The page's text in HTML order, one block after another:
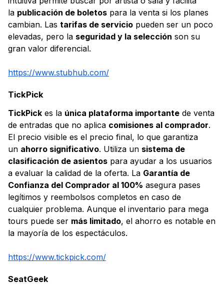
la publicación de boletos para la venta si los planes
cambian. Las tarifas de servicio pueden ser un poco
elevadas, pero la seguridad y la selección son su
gran valor diferencial.
https://www.stubhub.com/
TickPick
TickPick es la única plataforma importante de venta
de entradas que no aplica comisiones al comprador.
El precio visible es el precio final, lo que garantiza
un ahorro significativo. Utiliza un sistema de
clasificación de asientos para ayudar a los usuarios
a evaluar la calidad de la oferta. La Garantía de
Confianza del Comprador al 100% asegura pases
legítimos y reembolsos completos en caso de
cualquier problema. Aunque el inventario para mega
tours puede ser más limitado, el ahorro es notable en
la mayoría de los espectáculos.
https://www.tickpick.com/
SeatGeek